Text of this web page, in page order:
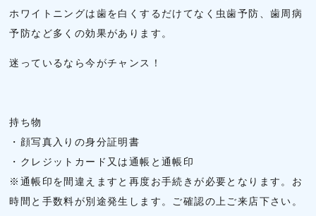
ホワイトニングは歯を白くするだけてなく虫歯予防、歯周病
予防など多くの効果があります。
迷っているなら今がチャンス！
持ち物
・顔写真入りの身分証明書
・クレジットカード又は通帳と通帳印
※通帳印を間違えますと再度お手続きが必要となります。お
時間と手数料が別途発生します。ご確認の上ご来店下さい。